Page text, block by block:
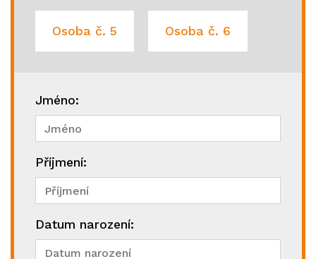
Osoba č. 5 Osoba č. 6
Jméno:
Příjmení:
Datum narození: